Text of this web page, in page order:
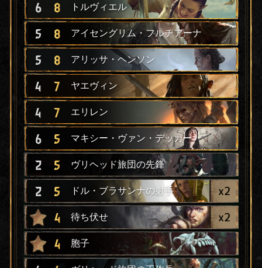
6 8 トルヴィエル
5 8 アイセングリム・フルチアーナ
5 8 アリッサ・ヘンソン
4 7 ヤエヴィン
4 7 エリレン
6 5 マキシー・ヴァン・デッカー
2 5 ヴリヘッド旅団の先鋒
2 5 ドル・ブラサンナの射手 x2
4 待ち伏せ x2
4 胞子